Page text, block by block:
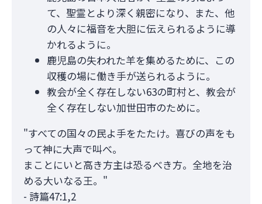
て、聖霊とより深く親密になり、また、他
の人々に福音を大胆に伝えられるように導
かれるように。
鹿児島の失われた羊を集めるために、この
収穫の場に働き手が送られるように。
教会が全く存在しない63の町村と、教会が
全く存在しない加世田市のために。
"すべての国々の民よ手をたたけ。喜びの声をも
って神に大声で叫べ。
まことにいと高き方主は恐るべき方。全地を治
める大いなる王。"
- 詩篇47:1,2